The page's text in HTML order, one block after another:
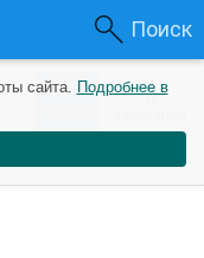
Поиск
0 0
сайта. Подробнее в